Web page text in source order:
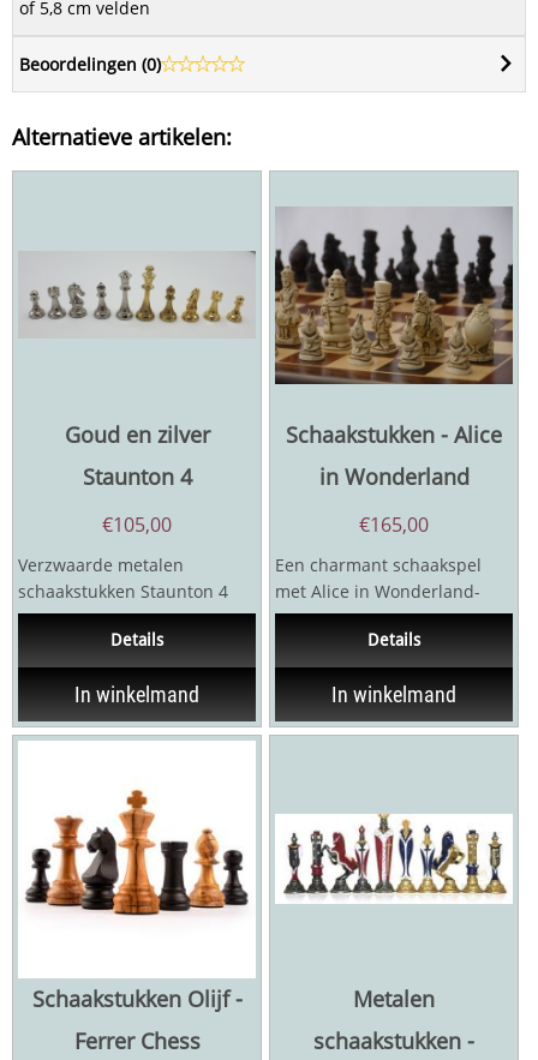
of 5,8 cm velden
Beoordelingen (0)
Alternatieve artikelen:
Goud en zilver
Staunton 4
€105,00
Verzwaarde metalen
schaakstukken Staunton 4
Goud en zilver KH: 76 mm
Details
In winkelmand
Schaakstukken - Alice
in Wonderland
€165,00
Een charmant schaakspel
met Alice in Wonderland-
thema van de Britse
fabrikant Berkeley Chess.
De...
Details
In winkelmand
Schaakstukken Olijf -
Ferrer Chess
Metalen
schaakstukken -